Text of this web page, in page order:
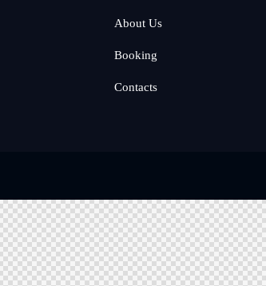
About Us
Booking
Contacts